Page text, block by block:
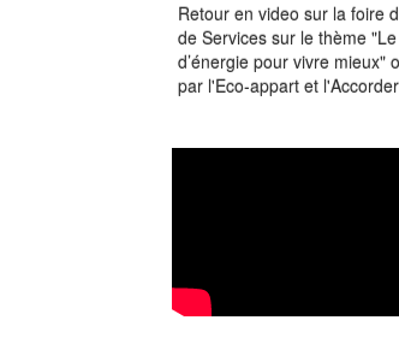
Retour en video sur la foire
de Services sur le thème
d’énergie pour vivre mieux"
par l'Eco-appart et